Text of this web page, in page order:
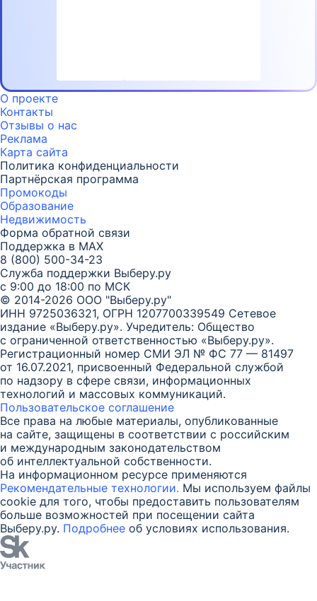
О проекте
Контакты
Отзывы о нас
Реклама
Карта сайта
Политика конфиденциальности
Партнёрская программа
Промокоды
Образование
Недвижимость
Форма обратной связи
Поддержка в MAX
8 (800) 500-34-23
Служба поддержки Выберу.ру
с 9:00 до 18:00 по МСК
© 2014-2026 ООО "Выберу.ру"
ИНН 9725036321, ОГРН 1207700339549 Сетевое
издание «Выберу.ру». Учредитель: Общество
с ограниченной ответственностью «Выберу.ру».
Регистрационный номер СМИ ЭЛ № ФС 77 — 81497
от 16.07.2021, присвоенный Федеральной службой
по надзору в сфере связи, информационных
технологий и массовых коммуникаций.
Пользовательское соглашение
Все права на любые материалы, опубликованные
на сайте, защищены в соответствии с российским
и международным законодательством
об интеллектуальной собственности.
На информационном ресурсе применяются
Рекомендательные технологии. Мы используем файлы
cookie для того, чтобы предоставить пользователям
больше возможностей при посещении сайта
Выберу.ру. Подробнее об условиях использования.